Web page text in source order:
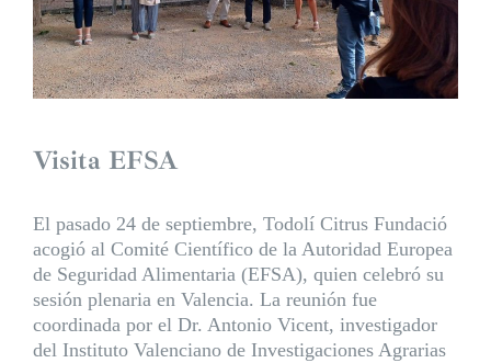
Visita EFSA
El pasado 24 de septiembre, Todolí Citrus Fundació
acogió al Comité Científico de la Autoridad Europea
de Seguridad Alimentaria (EFSA), quien celebró su
sesión plenaria en Valencia. La reunión fue
coordinada por el Dr. Antonio Vicent, investigador
del Instituto Valenciano de Investigaciones Agrarias